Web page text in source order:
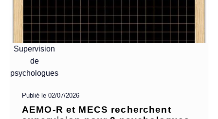
Supervision
de
psychologues
Publié le 02/07/2026
AEMO-R et MECS recherchent